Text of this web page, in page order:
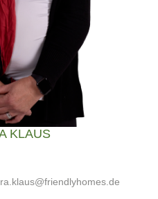
KLAUS